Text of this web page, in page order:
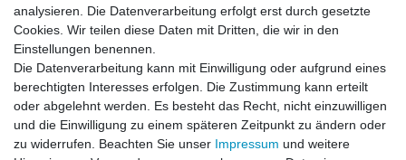
Datum der Veröffentlichung: 26.07.2026
Datum der Kauferfahrung: 16.07.2026
253 Bewertungen
analysieren. Die Datenverarbeitung erfolgt erst durch gesetzte
Cookies. Wir teilen diese Daten mit Dritten, die wir in den
Einstellungen benennen.
Die Datenverarbeitung kann mit Einwilligung oder aufgrund eines
berechtigten Interesses erfolgen. Die Zustimmung kann erteilt
oder abgelehnt werden. Es besteht das Recht, nicht einzuwilligen
und die Einwilligung zu einem späteren Zeitpunkt zu ändern oder
zu widerrufen. Beachten Sie unser Impressum und weitere